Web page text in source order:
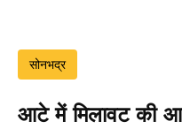
सोनभद्र
आटे में मिलावट की